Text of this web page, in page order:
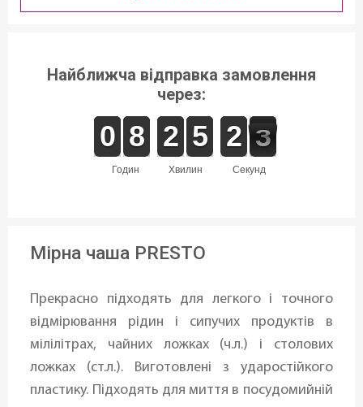
Найближча відправка замовлення
через:
годин
9
9
0
0 7
7
8
8
хвилин
1
1
2
2 4
4
5
5
секунд
1
1
2
2 3
2
2
Мірна чаша PRESTO
Прекрасно підходять для легкого і точного
відмірювання рідин і сипучих продуктів в
мілілітрах, чайних ложках (ч.л.) і столових
ложках (ст.л.). Виготовлені з ударостійкого
пластику. Підходять для миття в посудомийній